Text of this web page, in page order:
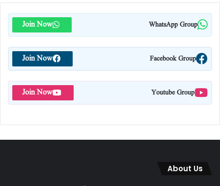
WhatsApp Group
Join Now
Facebook Group
Join Now
Youtube Group
Join Now
About Us